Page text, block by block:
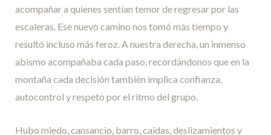
acompañar a quienes sentían temor de regresar por las
escaleras. Ese nuevo camino nos tomó más tiempo y
resultó incluso más feroz. A nuestra derecha, un inmenso
abismo acompañaba cada paso, recordándonos que en la
montaña cada decisión también implica confianza,
autocontrol y respeto por el ritmo del grupo.
Hubo miedo, cansancio, barro, caídas, deslizamientos y